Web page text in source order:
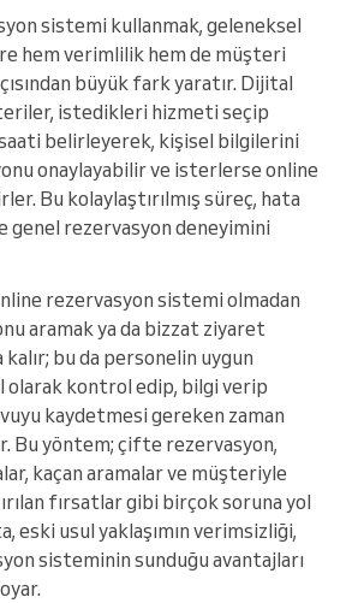
sistemi kullanmak, geleneksel
hem verimlilik hem de müşteri
büyük fark yaratır. Dijital
istedikleri hizmeti seçip
belirleyerek, kişisel bilgilerini
onaylayabilir ve isterlerse online
Bu kolaylaştırılmış süreç, hata
genel rezervasyon deneyimini
rezervasyon sistemi olmadan
aramak ya da bizzat ziyaret
bu da personelin uygun
olarak kontrol edip, bilgi verip
kaydetmesi gereken zaman
Bu yöntem; çifte rezervasyon,
kaçan aramalar ve müşteriyle
fırsatlar gibi birçok soruna yol
eski usul yaklaşımın verimsizliği,
sisteminin sunduğu avantajları